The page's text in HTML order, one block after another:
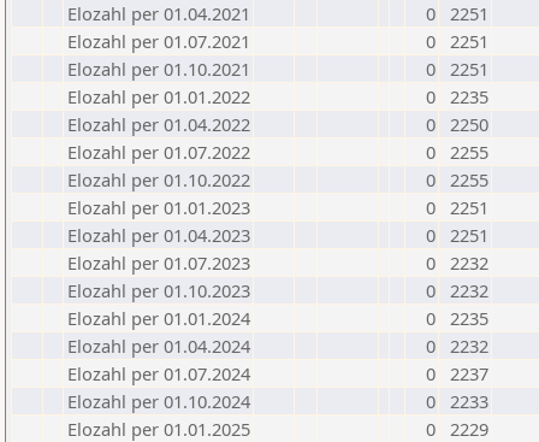
Elozahl per 01.04.2021
0 2251
Elozahl per 01.07.2021
0 2251
Elozahl per 01.10.2021
0 2251
Elozahl per 01.01.2022
0 2235
Elozahl per 01.04.2022
0 2250
Elozahl per 01.07.2022
0 2255
Elozahl per 01.10.2022
0 2255
Elozahl per 01.01.2023
0 2251
Elozahl per 01.04.2023
0 2251
Elozahl per 01.07.2023
0 2232
Elozahl per 01.10.2023
0 2232
Elozahl per 01.01.2024
0 2235
Elozahl per 01.04.2024
0 2232
Elozahl per 01.07.2024
0 2237
Elozahl per 01.10.2024
0 2233
Elozahl per 01.01.2025
0 2229